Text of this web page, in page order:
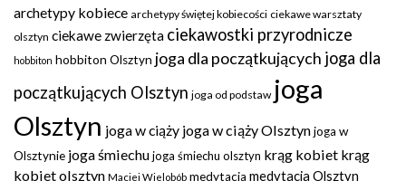
archetypy kobiece archetypy świętej kobiecości ciekawe warsztaty
olsztyn ciekawe zwierzęta ciekawostki przyrodnicze
hobbiton hobbiton Olsztyn joga dla początkujących joga dla
początkujących Olsztyn joga od podstaw joga
Olsztyn joga w ciąży joga w ciąży Olsztynjoga w
Olsztynie joga śmiechujoga śmiechu olsztyn krąg kobiet krąg
kobiet olsztyn Maciej Wielobób medytacja medytacja Olsztyn